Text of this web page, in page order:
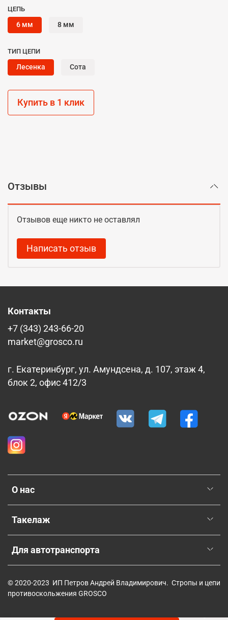
Купить в 1 клик
ЦЕПЬ
6 мм 8 мм
ТИП ЦЕПИ
Лесенка Сота
Отзывы
Отзывов еще никто не оставлял
Написать отзыв
О нас
Такелаж
Для автотранспорта
Контакты
+7 (343) 243-66-20
market@grosco.ru
г. Екатеринбург, ул. Амундсена, д. 107, этаж 4,
блок 2, офис 412/3
© 2020-2023 ИП Петров Андрей Владимирович. Стропы и цепи
противоскольжения GROSCO